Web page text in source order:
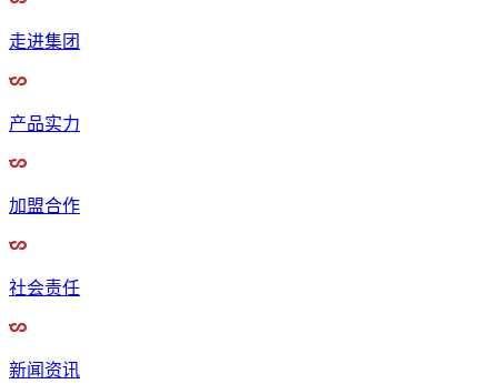
走进集团
产品实力
加盟合作
社会责任
新闻资讯